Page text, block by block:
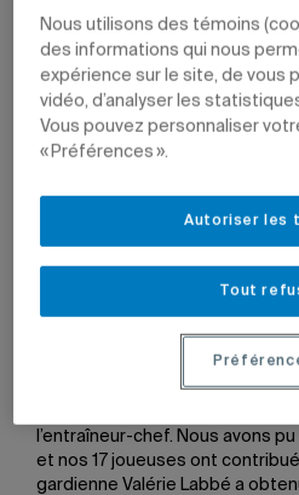
1 octobre 2012 à 13 h 10
Mis à jour le 17 septembre 2014 à 18 h 09
L’équipe féminine de soccer
première victoire de la saison
l’Université Bishop’s, le 28
d’Alexandre Da Rocha l’a emporté
C’est l’attaquante Lisa-Marie
l’unique but du match sur un
l’entraîneur-chef. Nous avons
et nos 17 joueuses ont
gardienne Valérie Labbé a
Nous utilisons des témoins
des informations qui nous
expérience sur le site, de vous
vidéo, d’analyser les
Vous pouvez personnaliser
« Préférences ».
Tout
Autoriser les